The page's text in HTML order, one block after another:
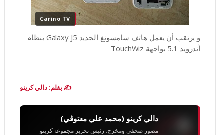
Carino TV
و يرتقب أن يعمل هاتف سامسونغ الجديد Galaxy J5 بنظام
أندرويد 5.1 بواجهة TouchWiz.
✍️ بقلم: دالي كرينو
دالي كرينو (محمد علي معتوڨي)
مصور صحفي ومخرج، رئيس تحرير مجموعة كرينو